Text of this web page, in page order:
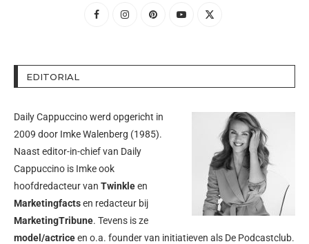
EDITORIAL
Daily Cappuccino werd opgericht in
2009 door Imke Walenberg (1985).
Naast editor-in-chief van Daily
Cappuccino is Imke ook
hoofdredacteur van Twinkleen
Marketingfactsen redacteur bij
MarketingTribune. Tevens is ze
model/actriceen o.a. founder van initiatieven als De Podcastclub.